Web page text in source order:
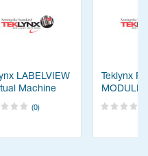
LABELVIEW
Machine
(0)
Teklynx
MODULE